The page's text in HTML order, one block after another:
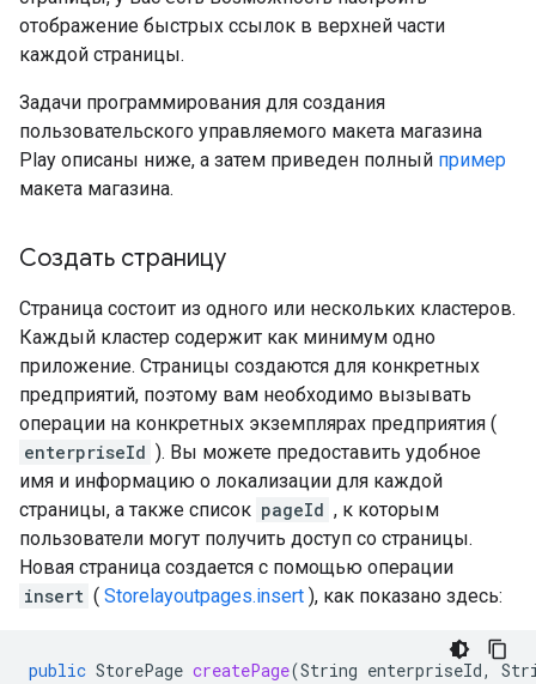
отображение быстрых ссылок в верхней части
каждой страницы.
Задачи программирования для создания
пользовательского управляемого макета магазина
Play описаны ниже, а затем приведен полный пример
макета магазина.
Создать страницу
Страница состоит из одного или нескольких кластеров.
Каждый кластер содержит как минимум одно
приложение. Страницы создаются для конкретных
предприятий, поэтому вам необходимо вызывать
операции на конкретных экземплярах предприятия (
enterpriseId ). Вы можете предоставить удобное
имя и информацию о локализации для каждой
страницы, а также список pageId , к которым
пользователи могут получить доступ со страницы.
Новая страница создается с помощью операции
insert ( Storelayoutpages.insert ), как показано здесь:
public StorePage createPage(String enterpriseId,